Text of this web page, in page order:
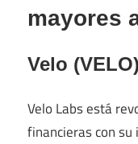
mayores
Velo (VELO)
Velo Labs está
financieras con